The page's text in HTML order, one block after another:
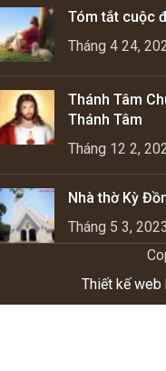
Tóm tắt cuộc
Tháng 4 24,
Thánh Tâm
Thánh Tâm
Tháng 12 2,
Nhà thờ Kỳ
Tháng 5 3, 2023
Thiết kế web